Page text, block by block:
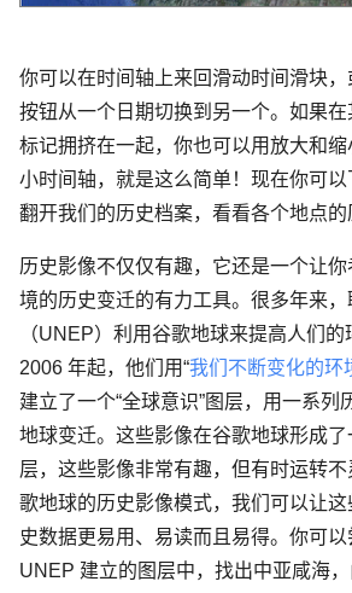
你可以在时间轴上来回滑动时间滑块
按钮从一个日期切换到另一个。如果
标记拥挤在一起，你也可以用放大和
小时间轴，就是这么简单！现在你可以
翻开我们的历史档案，看看各个地点的
历史影像不仅仅有趣，它还是一个让
境的历史变迁的有力工具。很多年来
（UNEP）利用谷歌地球来提高人们
2006 年起，他们用“我们不断变化的环
建立了一个“全球意识”图层，用一系列
地球变迁。这些影像在谷歌地球形成了
层，这些影像非常有趣，但有时运转
歌地球的历史影像模式，我们可以让
史数据更易用、易读而且易得。你可
UNEP 建立的图层中，找出中亚咸海